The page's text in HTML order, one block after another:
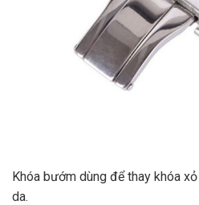
Khóa bướm dùng để thay khóa
da.